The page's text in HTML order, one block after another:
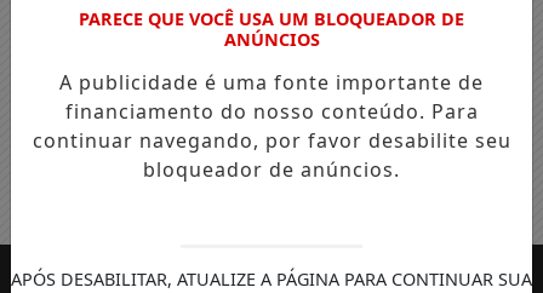
Entrar
PARECE QUE VOCÊ USA UM BLOQUEADOR DE
ANÚNCIOS
A publicidade é uma fonte importante de
financiamento do nosso conteúdo. Para
continuar navegando, por favor desabilite seu
bloqueador de anúncios.
APÓS DESABILITAR, ATUALIZE A PÁGINA PARA CONTINUAR SUA